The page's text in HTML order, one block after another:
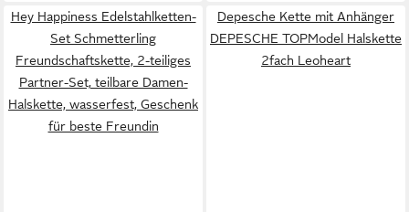
Hey Happiness Edelstahlketten-
Set Schmetterling
Freundschaftskette, 2-teiliges
Partner-Set, teilbare Damen-
Halskette, wasserfest, Geschenk
für beste Freundin
Depesche Kette mit Anhänger
DEPESCHE TOPModel Halskette
2fach Leoheart